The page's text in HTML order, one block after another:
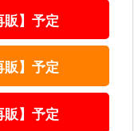
】予定
】予定
】予定